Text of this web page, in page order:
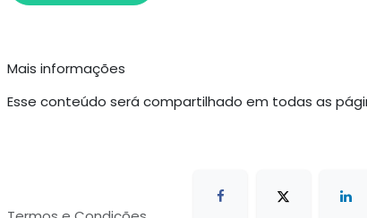
Mais informações
Esse conteúdo será compartilhado em todas as